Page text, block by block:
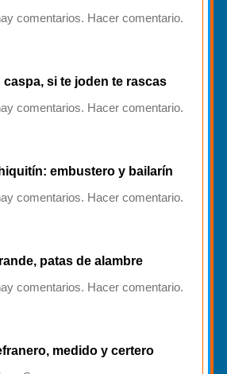
comentarios. Hacer comentario.
caspa, si te joden te rascas
comentarios. Hacer comentario.
embustero y bailarín
comentarios. Hacer comentario.
patas de alambre
comentarios. Hacer comentario.
medido y certero